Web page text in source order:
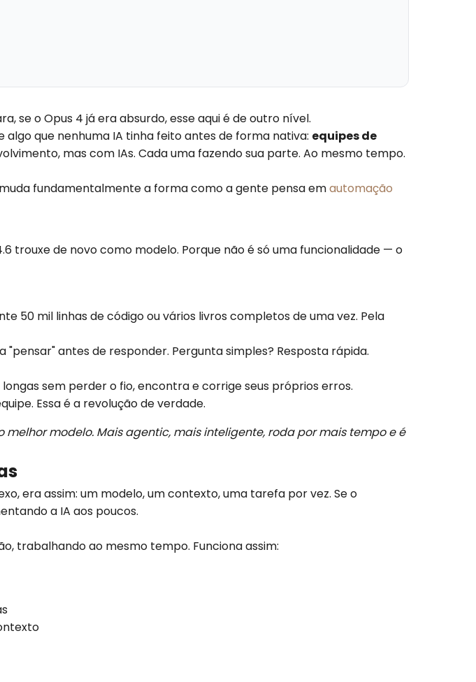
se o Opus 4 já era absurdo, esse aqui é de outro nível.
algo que nenhuma IA tinha feito antes de forma nativa: equipes de
mas com IAs. Cada uma fazendo sua parte. Ao mesmo tempo.
fundamentalmente a forma como a gente pensa emautomação
trouxe de novo como modelo. Porque não é só uma funcionalidade — o
50 mil linhas de código ou vários livros completos de uma vez. Pela
antes de responder. Pergunta simples? Resposta rápida.
sem perder o fio, encontra e corrige seus próprios erros.
Essa é a revolução de verdade.
melhor modelo. Mais agentic, mais inteligente, roda por mais tempo e é
era assim: um modelo, um contexto, uma tarefa por vez. Se o
a IA aos poucos.
trabalhando ao mesmo tempo. Funciona assim: